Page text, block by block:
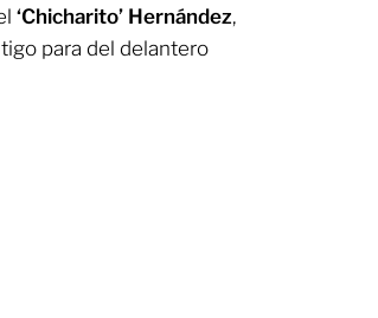
‘Chicharito’ Hernández,
para del delantero